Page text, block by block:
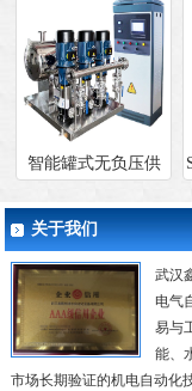
智能罐式无负压供
关于我们
武汉
电气
易与
能、
市场长期验证的机电自动化